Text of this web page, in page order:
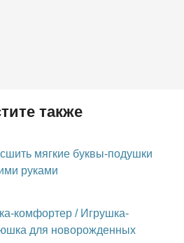
также
сшить мягкие буквы-подушки
руками
комфортер / Игрушка-
для новорожденных